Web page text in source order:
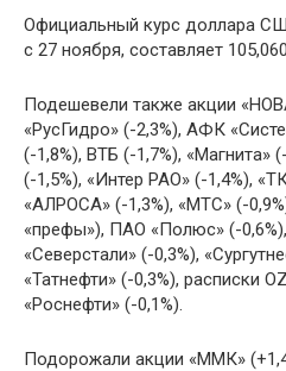
Официальный курс доллара
с 27 ноября, составляет
Подешевели также акции
«РусГидро» (-2,3%), АФК
(-1,8%), ВТБ (-1,7%), «Магнита»
(-1,5%), «Интер РАО» (-1,4%),
«АЛРОСА» (-1,3%), «МТС» (-
«префы»), ПАО «Полюс» (-
«Северстали» (-0,3%),
«Татнефти» (-0,3%), расписки
«Роснефти» (-0,1%).
Подорожали акции «ММК»